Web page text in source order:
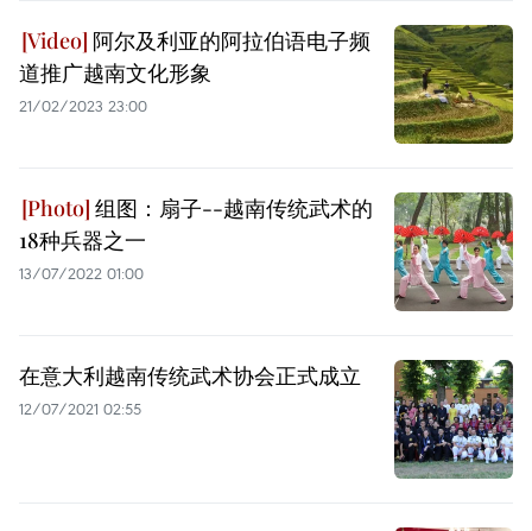
阿尔及利亚的阿拉伯语电子频
道推广越南文化形象
21/02/2023 23:00
组图：扇子--越南传统武术的
18种兵器之一
13/07/2022 01:00
在意大利越南传统武术协会正式成立
12/07/2021 02:55